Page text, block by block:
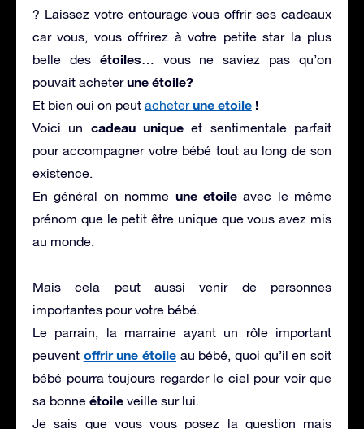
? Laissez votre entourage vous offrir ses cadeaux
car vous, vous offrirez à votre petite star la plus
belle des étoiles… vous ne saviez pas qu’on
pouvait acheterune étoile?
Et bien oui on peut acheterune etoile !
Voici un cadeau unique et sentimentale parfait
pour accompagner votre bébé tout au long de son
existence.
En général on nomme une etoileavec le même
prénom que le petit être unique que vous avez mis
au monde.
Mais cela peut aussi venir de personnes
importantes pour votre bébé.
Le parrain, la marraine ayant un rôle important
peuvent offrir une étoile au bébé, quoi qu’il en soit
bébé pourra toujours regarder le ciel pour voir que
sa bonne étoile veille sur lui.
Je sais que vous vous posez la question mais